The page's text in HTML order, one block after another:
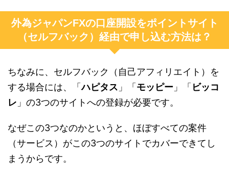
外為ジャパンFXの口座開設をポイントサイト
（セルフバック）経由で申し込む方法は？
ちなみに、セルフバック（自己アフィリエイト）を
する場合には、「ハピタス 」「 モッピー 」「 ビッコ
レ 」の3つのサイトへの登録が必要です。
なぜこの3つなのかというと、ほぼすべての案件
（サービス）がこの3つのサイトでカバーできてし
まうからです。